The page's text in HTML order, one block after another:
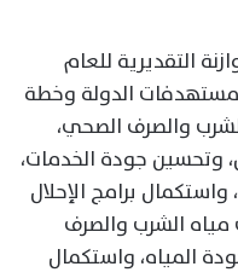
التقديرية للعام
الدولة وخطة
والصرف الصحي،
وتحسين جودة الخدمات،
واستكمال برامج الإحلال
الشرب والصرف
المياه، واستكمال